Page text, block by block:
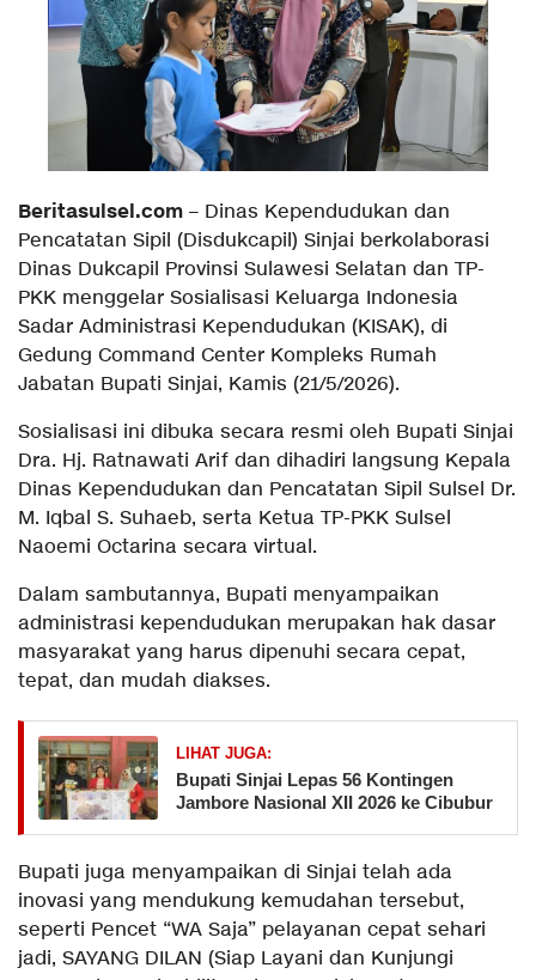
Beritasulsel.com – Dinas Kependudukan dan
Pencatatan Sipil (Disdukcapil) Sinjai berkolaborasi
Dinas Dukcapil Provinsi Sulawesi Selatan dan TP-
PKK menggelar Sosialisasi Keluarga Indonesia
Sadar Administrasi Kependudukan (KISAK), di
Gedung Command Center Kompleks Rumah
Jabatan Bupati Sinjai, Kamis (21/5/2026).
Sosialisasi ini dibuka secara resmi oleh Bupati Sinjai
Dra. Hj. Ratnawati Arif dan dihadiri langsung Kepala
Dinas Kependudukan dan Pencatatan Sipil Sulsel Dr.
M. Iqbal S. Suhaeb, serta Ketua TP-PKK Sulsel
Naoemi Octarina secara virtual.
Dalam sambutannya, Bupati menyampaikan
administrasi kependudukan merupakan hak dasar
masyarakat yang harus dipenuhi secara cepat,
tepat, dan mudah diakses.
LIHAT JUGA:
Bupati Sinjai Lepas 56 Kontingen
Jambore Nasional XII 2026 ke Cibubur
Bupati juga menyampaikan di Sinjai telah ada
inovasi yang mendukung kemudahan tersebut,
seperti Pencet “WA Saja” pelayanan cepat sehari
jadi, SAYANG DILAN (Siap Layani dan Kunjungi